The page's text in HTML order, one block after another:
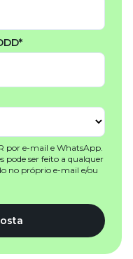
por e-mail e WhatsApp.
pode ser feito a qualquer
no próprio e-mail e/ou